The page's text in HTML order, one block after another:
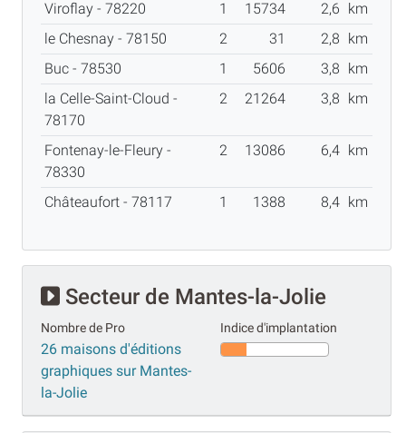
Viroflay - 78220
1 15734 2,6 km
le Chesnay - 78150
2 31 2,8 km
Buc - 78530
1 5606 3,8 km
la Celle-Saint-Cloud -
78170
2 21264 3,8 km
Fontenay-le-Fleury -
78330
2 13086 6,4 km
Châteaufort - 78117 1 1388 8,4 km
Secteur de Mantes-la-Jolie
Nombre de Pro
26 maisons d'éditions
graphiques sur Mantes-
la-Jolie
Indice d'implantation